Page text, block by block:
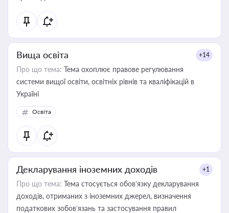
Вища освіта +14
Про що тема: Тема охоплює правове регулювання
системи вищої освіти, освітніх рівнів та кваліфікацій в
Україні
Освіта
Декларування іноземних доходів +1
Про що тема: Тема стосується обов’язку декларування
доходів, отриманих з іноземних джерел, визначення
податкових зобов’язань та застосування правил